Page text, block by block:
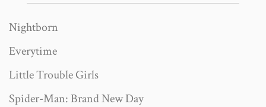
Nightborn
Everytime
Little Trouble Girls
Spider-Man: Brand New Day